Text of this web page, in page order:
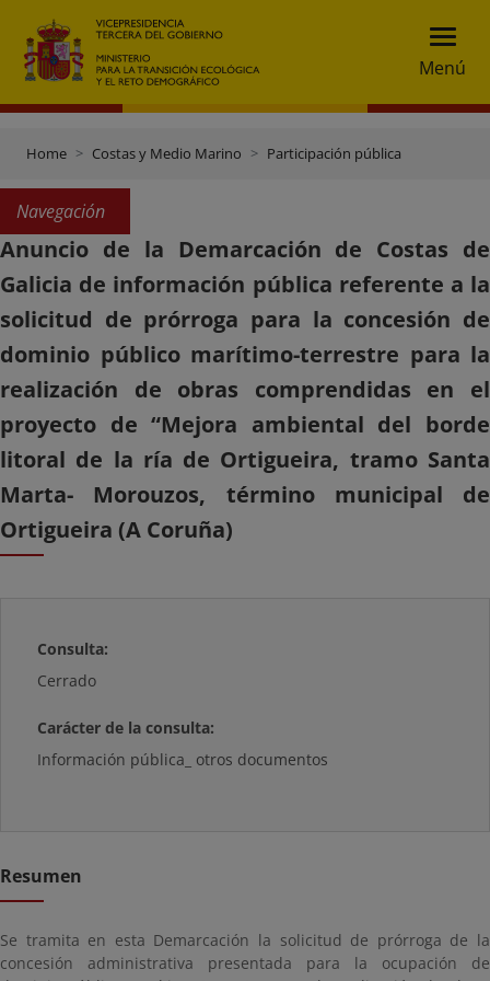
Menú
Home Costas y Medio Marino Participación pública
Navegación
Anuncio de la Demarcación de Costas de
Galicia de información pública referente a la
solicitud de prórroga para la concesión de
dominio público marítimo-terrestre para la
realización de obras comprendidas en el
proyecto de “Mejora ambiental del borde
litoral de la ría de Ortigueira, tramo Santa
Marta- Morouzos, término municipal de
Ortigueira (A Coruña)
Consulta:
Cerrado
Carácter de la consulta:
Información pública_ otros documentos
Resumen
Se tramita en esta Demarcación la solicitud de prórroga de la
concesión administrativa presentada para la ocupación de